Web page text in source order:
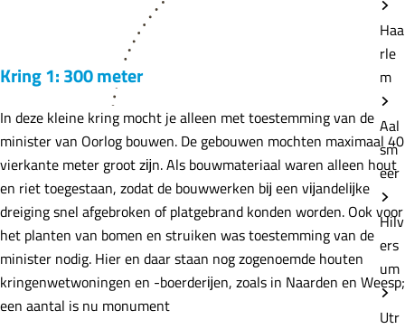
Haa
rle
m
Aal
sm
eer
Hilv
ers
um
Utr
Kring 1: 300 meter
In deze kleine kring mocht je alleen met toestemming van de
minister van Oorlog bouwen. De gebouwen mochten maximaal 40
vierkante meter groot zĳn. Als bouwmateriaal waren alleen hout
en riet toegestaan, zodat de bouwwerken bĳ een vĳandelĳke
dreiging snel afgebroken of platgebrand konden worden. Ook voor
het planten van bomen en struiken was toestemming van de
minister nodig. Hier en daar staan nog zogenoemde houten
kringenwetwoningen en -boerderĳen, zoals in Naarden en Weesp;
een aantal is nu monument